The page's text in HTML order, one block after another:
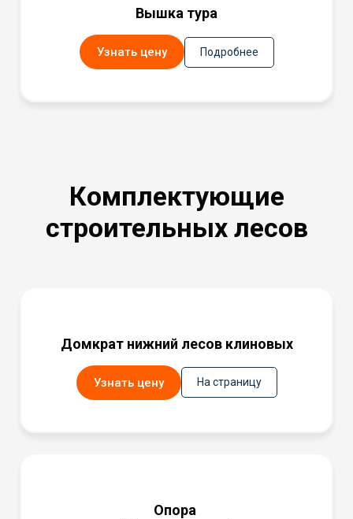
Вышка тура
Узнать цену Подробнее
Комплектующие
строительных лесов
Домкрат нижний лесов клиновых
Узнать цену На страницу
Опора